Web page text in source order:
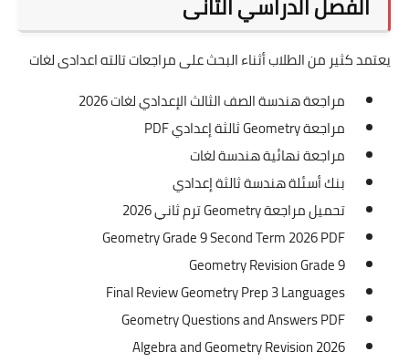
يعتمد كثير من الطلاب أثناء البحث على مراجعات تالته اعدادى لغات
مراجعة هندسة الصف الثالث الإعدادي لغات 2026
مراجعة Geometry ثالثة إعدادي PDF
مراجعة نهائية هندسة لغات
بنك أسئلة هندسة ثالثة إعدادي
تحميل مراجعة Geometry ترم ثاني 2026
Geometry Grade 9 Second Term 2026 PDF
Geometry Revision Grade 9
Final Review Geometry Prep 3 Languages
Geometry Questions and Answers PDF
Algebra and Geometry Revision 2026